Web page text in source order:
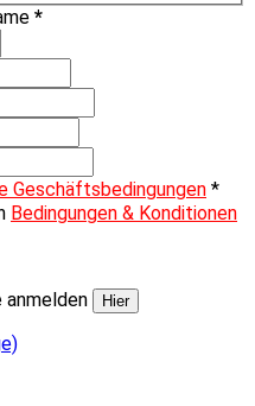
*
Geschäftsbedingungen *
Bedingungen & Konditionen
Hier